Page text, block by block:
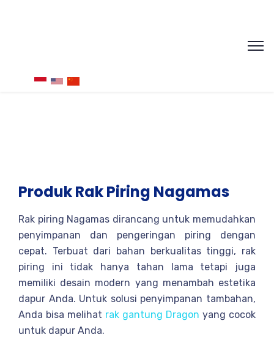
Produk Rak Piring Nagamas
Rak piring Nagamas dirancang untuk memudahkan
penyimpanan dan pengeringan piring dengan
cepat. Terbuat dari bahan berkualitas tinggi, rak
piring ini tidak hanya tahan lama tetapi juga
memiliki desain modern yang menambah estetika
dapur Anda. Untuk solusi penyimpanan tambahan,
Anda bisa melihat rak gantung Dragon yang cocok
untuk dapur Anda.